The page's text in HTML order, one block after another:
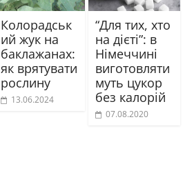
Колорадськ
ий жук на
баклажанах:
як врятувати
рослину
13.06.2024
“Для тих, хто
на дієті”: в
Німеччині
виготовляти
муть цукор
без калорій
07.08.2020